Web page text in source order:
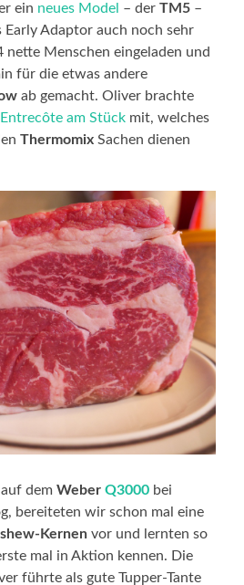
ein neues Model – derTM5 –
Early Adaptor auch noch sehr
nette Menschen eingeladen und
für die etwas andere
ab gemacht. Oliver brachte
am Stück mit, welches
Thermomix Sachen dienen
auf demWeberQ3000 bei
bereiteten wir schon mal eine
Kernen vor und lernten so
mal in Aktion kennen. Die
führte als gute Tupper-Tante